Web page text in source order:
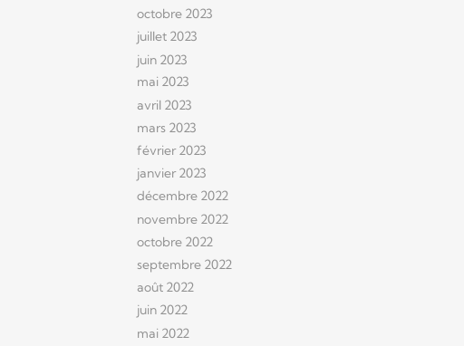
octobre 2023
juillet 2023
juin 2023
mai 2023
avril 2023
mars 2023
février 2023
janvier 2023
décembre 2022
novembre 2022
octobre 2022
septembre 2022
août 2022
juin 2022
mai 2022